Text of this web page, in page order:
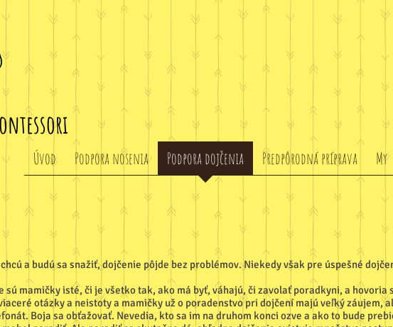
Úvod Podpora nosenia Podpora dojčenia Predpôrodná príprava My
a budú sa snažiť, dojčenie pôjde bez problémov. Niekedy však pre úspešné
sú mamičky isté, či je všetko tak, ako má byť, váhajú, či zavolať poradkyni, a hovoria
otázky a neistoty a mamičky už o poradenstvo pri dojčení majú veľký záujem,
Boja sa obťažovať. Nevedia, kto sa im na druhom konci ozve a ako to bude